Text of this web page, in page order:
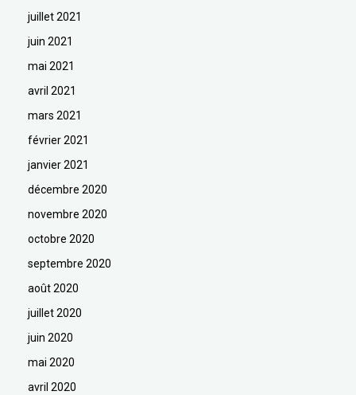
juillet 2021
juin 2021
mai 2021
avril 2021
mars 2021
février 2021
janvier 2021
décembre 2020
novembre 2020
octobre 2020
septembre 2020
août 2020
juillet 2020
juin 2020
mai 2020
avril 2020